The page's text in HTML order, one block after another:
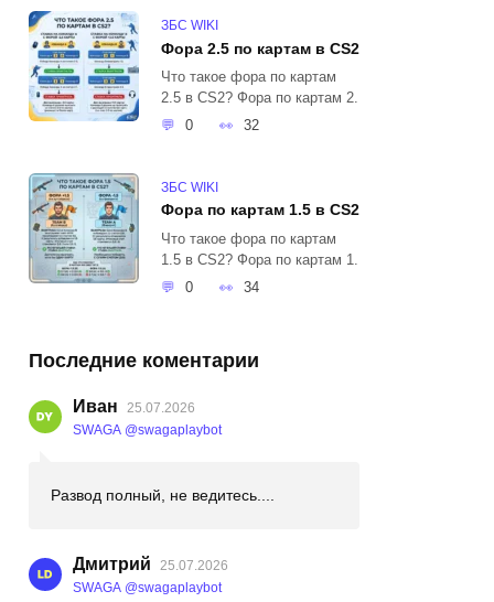
ЗБС WIKI
Фора 2.5 по картам в CS2
Что такое фора по картам
2.5 в CS2? Фора по картам 2.
0
32
ЗБС WIKI
Фора по картам 1.5 в CS2
Что такое фора по картам
1.5 в CS2? Фора по картам 1.
0
34
Последние коментарии
Иван
25.07.2026
SWAGA @swagaplaybot
Развод полный, не ведитесь....
Дмитрий
25.07.2026
SWAGA @swagaplaybot